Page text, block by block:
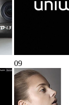
09